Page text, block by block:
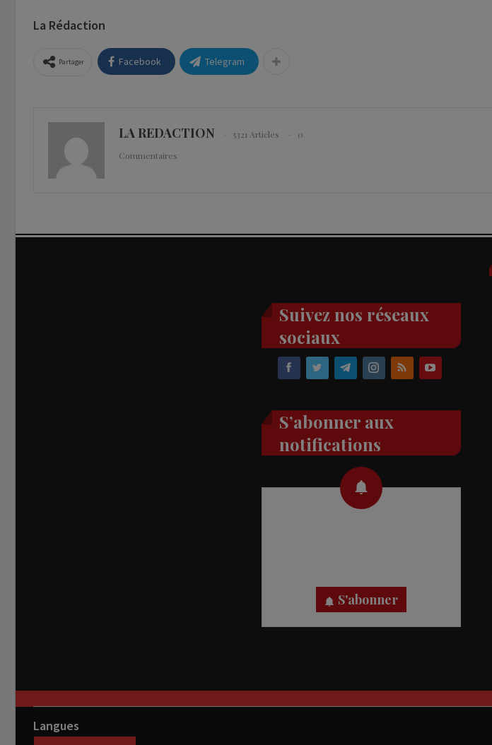
La Rédaction
Partager Facebook Telegram
LA REDACTION 5321 Articles
0
Commentaires
Suivez nos réseaux
sociaux
S’abonner aux
notifications
S'abonner
Langues